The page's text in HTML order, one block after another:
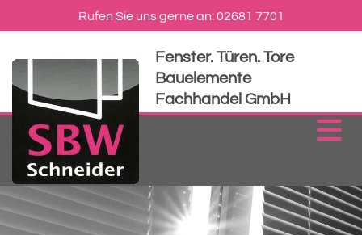
Rufen Sie uns gerne an:02681 7701
Fenster. Türen.Tore
Bauelemente
Fachhandel GmbH